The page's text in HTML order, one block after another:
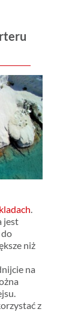
.
jest
niż
na
z